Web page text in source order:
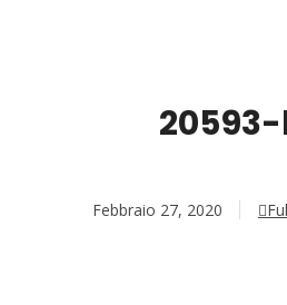
Febbraio 27, 2020